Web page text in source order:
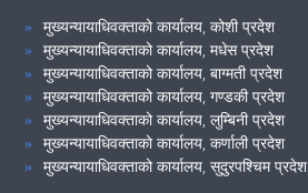
मुख्यन्यायाधिवक्ताको कार्यालय, कोशी प्रदेश
मुख्यन्यायाधिवक्ताको कार्यालय, मधेस प्रदेश
मुख्यन्यायाधिवक्ताको कार्यालय, बाग्मती प्रदेश
मुख्यन्यायाधिवक्ताको कार्यालय, गण्डकी प्रदेश
मुख्यन्यायाधिवक्ताको कार्यालय, लुम्बिनी प्रदेश
मुख्यन्यायाधिवक्ताको कार्यालय, कर्णाली प्रदेश
मुख्यन्यायाधिवक्ताको कार्यालय, सुदुरपश्चिम प्रदेश